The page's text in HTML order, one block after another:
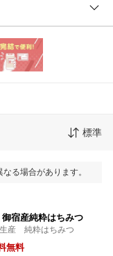
標準
る場合があります。
御宿産純粋はちみつ
産 純粋はちみつ
無料